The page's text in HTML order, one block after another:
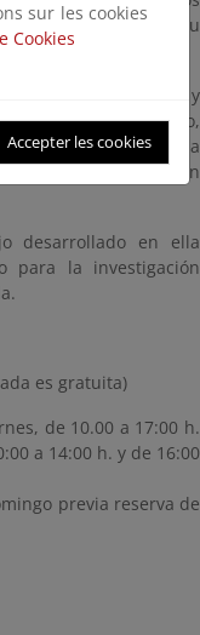
y expresar su
exposición.
para alumnos y
y de Bachillerato,
para estos ciclos, a
de educación
desarrollado en ella
para la investigación
es gratuita)
de 10.00 a 17:00 h.
a 14:00 h. y de 16:00
previa reserva de
sur les cookies
Cookies
Accepter les cookies